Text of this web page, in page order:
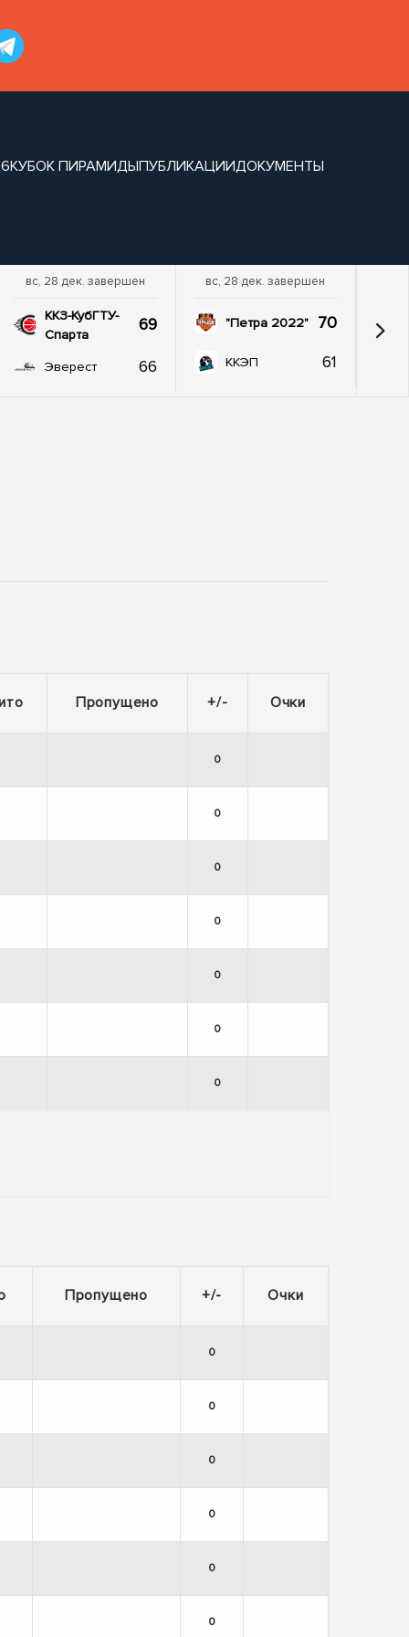
КУБОК ПИРАМИДЫПУБЛИКАЦИИДОКУМЕНТЫ
вс, 28 дек. завершен
ККЗ-КубГТУ-
Спарта
69
Эверест 66
вс, 28 дек. завершен
"Петра 2022" 70
ККЭП 61
Пропущено +/- Очки
0
0
0
0
0
0
0
Пропущено +/- Очки
0
0
0
0
0
0